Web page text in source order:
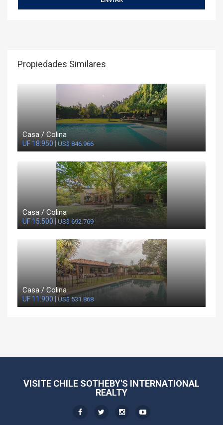
Propiedades Similares
Casa / Colina
UF 18.950 | US$ 846.966
Casa / Colina
UF 15.500 | US$ 692.769
Casa / Colina
UF 11.900 |US$ 531.868
VISITE CHILE SOTHEBY'S INTERNATIONAL
REALTY